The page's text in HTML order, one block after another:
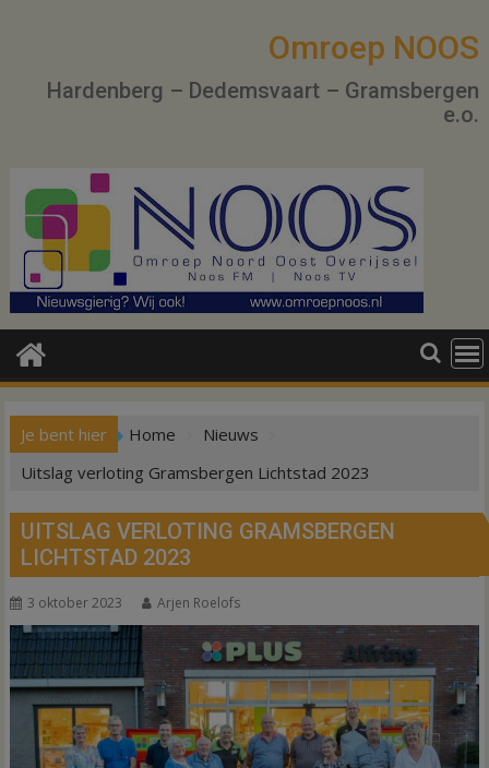
Omroep NOOS
Hardenberg – Dedemsvaart – Gramsbergen
e.o.
Je bent hier Home
Nieuws
Uitslag verloting Gramsbergen Lichtstad 2023
UITSLAG VERLOTING GRAMSBERGEN
LICHTSTAD 2023
3 oktober 2023 Arjen Roelofs